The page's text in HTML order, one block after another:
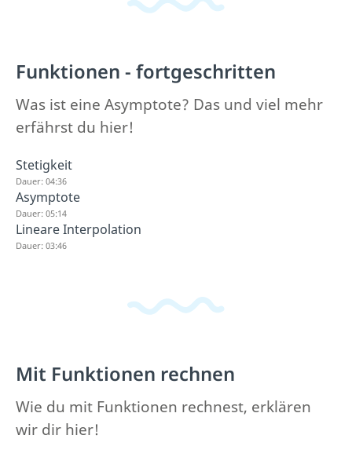
Funktionen - fortgeschritten
Was ist eine Asymptote? Das und viel mehr
erfährst du hier!
Stetigkeit
Dauer: 04:36
Asymptote
Dauer: 05:14
Lineare Interpolation
Dauer: 03:46
Mit Funktionen rechnen
Wie du mit Funktionen rechnest, erklären
wir dir hier!